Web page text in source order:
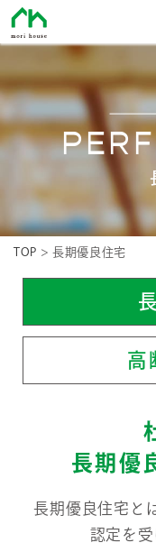
TOP > 長期優良住宅
高
長期優
長期優良住宅と
認定を受